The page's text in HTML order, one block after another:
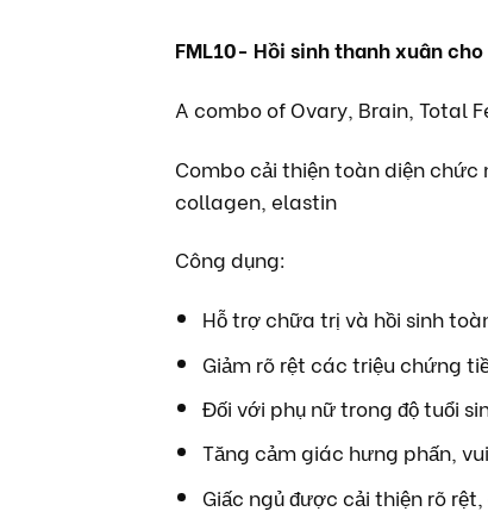
FML10- Hồi sinh thanh xuân
A combo of Ovary, Brain, Total
Combo cải thiện toàn diện
collagen, elastin
Công dụng:
Hỗ trợ chữa trị và hồi sinh
Giảm rõ rệt các triệu chứng
Đối với phụ nữ trong độ tuổi
Tăng cảm giác hưng phấn,
Giấc ngủ được cải thiện rõ